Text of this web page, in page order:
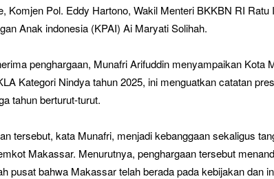
Komjen Pol. Eddy Hartono, Wakil Menteri BKKBN RI
Anak indonesia (KPAI) Ai Maryati Solihah.
penghargaan, Munafri Arifuddin menyampaikan Kota
Kategori Nindya tahun 2025, ini menguatkan catatan
tahun berturut-turut.
tersebut, kata Munafri, menjadi kebanggaan sekaligus
Makassar. Menurutnya, penghargaan tersebut
pusat bahwa Makassar telah berada pada kebijakan dan